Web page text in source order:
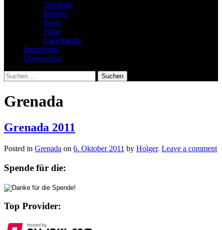
Telefonie
Internet
Tools
Flüge
Unterkünfte
Impressum
Datenschutz
Suchen
nach:
Grenada
Grenada 2011
Posted in Grenada on 6. Oktober 2011 by Holger. Leave a comment
Spende für die:
Top Provider: